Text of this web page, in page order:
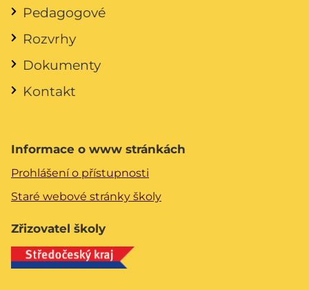
Pedagogové
Rozvrhy
Dokumenty
Kontakt
Informace o www stránkách
Prohlášení o přístupnosti
Staré webové stránky školy
Zřizovatel školy